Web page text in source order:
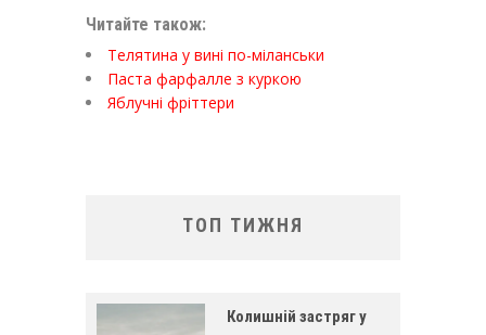
Читайте також:
Телятина у вині по-міланськи
Паста фарфалле з куркою
Яблучні фріттери
ТОП ТИЖНЯ
Колишній застряг у